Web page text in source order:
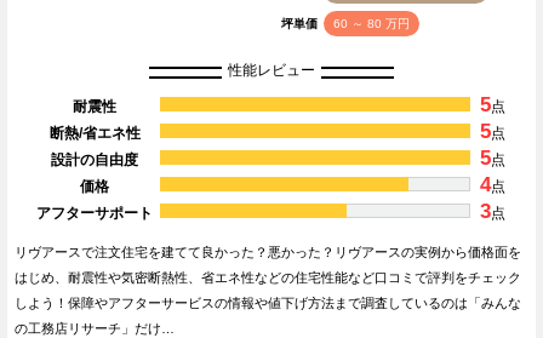
坪単価 60 ～ 80 万円
性能レビュー
耐震性 5点
断熱/省エネ性
5点
設計の自由度
5点
価格
4点
アフターサポート
3点
リヴアースで注文住宅を建てて良かった？悪かった？リヴアースの実例から価格面を
はじめ、耐震性や気密断熱性、省エネ性などの住宅性能など口コミで評判をチェック
しよう！保障やアフターサービスの情報や値下げ方法まで調査しているのは「みんな
の工務店リサーチ」だけ…